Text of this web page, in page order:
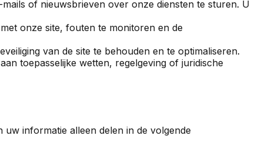
of nieuwsbrieven over onze diensten te sturen. U
onze site, fouten te monitoren en de
van de site te behouden en te optimaliseren.
toepasselijke wetten, regelgeving of juridische
informatie alleen delen in de volgende